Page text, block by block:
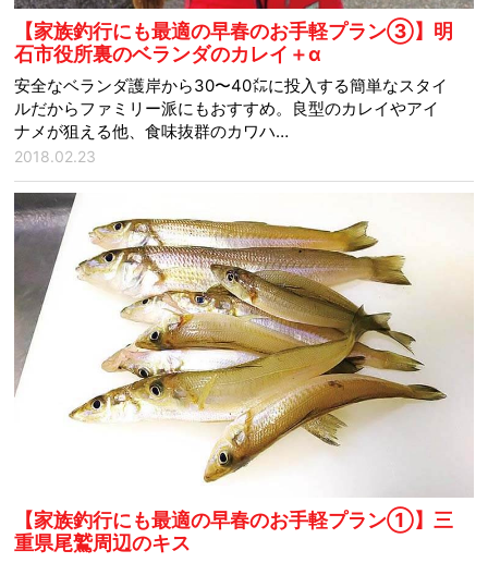
【家族釣行にも最適の早春のお手軽プラン③】明
石市役所裏のベランダのカレイ＋α
安全なベランダ護岸から30〜40㍍に投入する簡単なスタイ
ルだからファミリー派にもおすすめ。良型のカレイやアイ
ナメが狙える他、食味抜群のカワハ…
2018.02.23
【家族釣行にも最適の早春のお手軽プラン①】三
重県尾鷲周辺のキス